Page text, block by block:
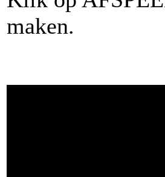
maken.